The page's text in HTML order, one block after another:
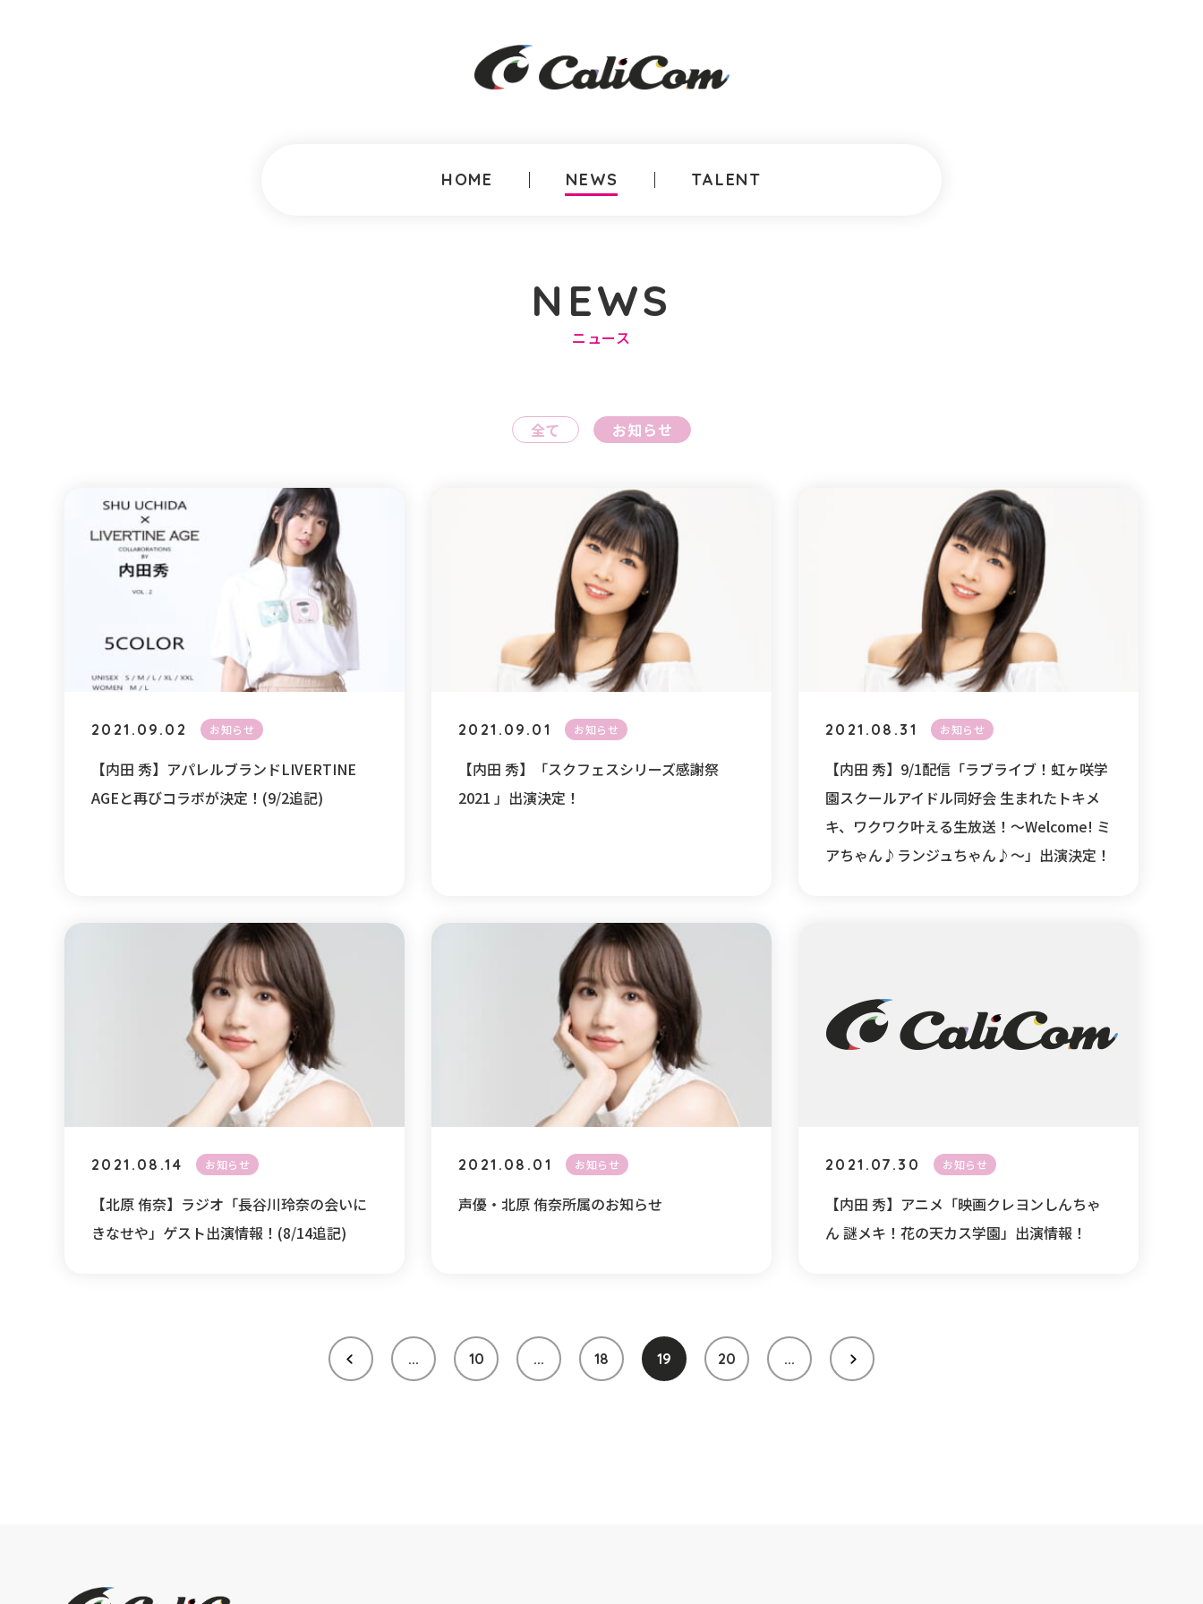
HOME NEWS TALENT
NEWS
ニュース
全て お知らせ
2021.09.02 お知らせ
【内田 秀】アパレルブランドLIVERTINE
AGEと再びコラボが決定！(9/2追記)
2021.09.01 お知らせ
【内田 秀】「スクフェスシリーズ感謝祭
2021 」出演決定！
2021.08.31 お知らせ
【内田 秀】9/1配信「ラブライブ！虹ヶ咲学
園スクールアイドル同好会 生まれたトキメ
キ、ワクワク叶える生放送！～Welcome! ミ
アちゃん♪ランジュちゃん♪～」出演決定！
2021.08.14 お知らせ
【北原 侑奈】ラジオ「長谷川玲奈の会いに
きなせや」ゲスト出演情報！(8/14追記)
2021.08.01 お知らせ
声優・北原 侑奈所属のお知らせ
2021.07.30 お知らせ
【内田 秀】アニメ「映画クレヨンしんちゃ
ん 謎メキ！花の天カス学園」出演情報！
... 10 ... 18 19 20 ...